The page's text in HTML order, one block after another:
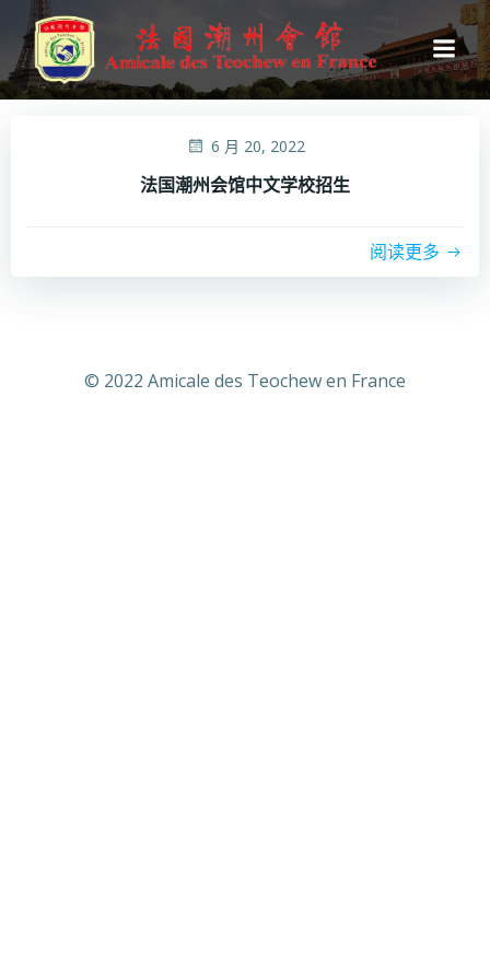
转
到
内
6 月 20, 2022
法国潮州会馆中文学校招生
阅读更多
© 2022 Amicale des Teochew en France